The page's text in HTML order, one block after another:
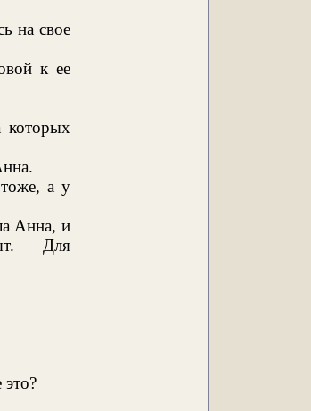
на свое
к ее
а у
Анна, и
— Для